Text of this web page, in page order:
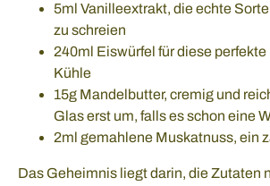
5ml Vanilleextrakt, die echte
zu schreien
240ml Eiswürfel für diese
Kühle
15g Mandelbutter, cremig und
Glas erst um, falls es schon eine
2ml gemahlene Muskatnuss, ein
Das Geheimnis liegt darin, die Zutaten